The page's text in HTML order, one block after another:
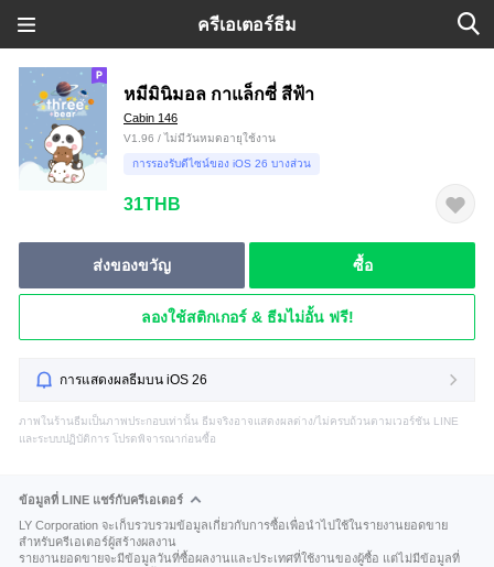
ครีเอเตอร์ธีม
หมีมินิมอล กาแล็กซี่ สีฟ้า
Cabin 146
V1.96 / ไม่มีวันหมดอายุใช้งาน
การรองรับดีไซน์ของ iOS 26 บางส่วน
31THB
ส่งของขวัญ ซื้อ
ลองใช้สติกเกอร์ & ธีมไม่อั้น ฟรี!
การแสดงผลธีมบน iOS 26
ภาพในร้านธีมเป็นภาพประกอบเท่านั้น ธีมจริงอาจแสดงผลต่าง/ไม่ครบถ้วนตามเวอร์ชัน LINE
และระบบปฏิบัติการ โปรดพิจารณาก่อนซื้อ
ข้อมูลที่ LINE แชร์กับครีเอเตอร์
LY Corporation จะเก็บรวบรวมข้อมูลเกี่ยวกับการซื้อเพื่อนำไปใช้ในรายงานยอดขาย
สำหรับครีเอเตอร์ผู้สร้างผลงาน
รายงานยอดขายจะมีข้อมูลวันที่ซื้อผลงานและประเทศที่ใช้งานของผู้ซื้อ แต่ไม่มีข้อมูลที่